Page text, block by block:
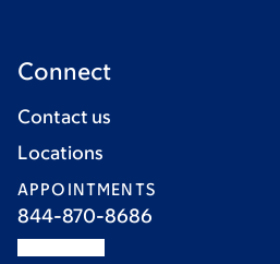
Connect
Contact us
Locations
APPOINTMENTS
844-870-8686